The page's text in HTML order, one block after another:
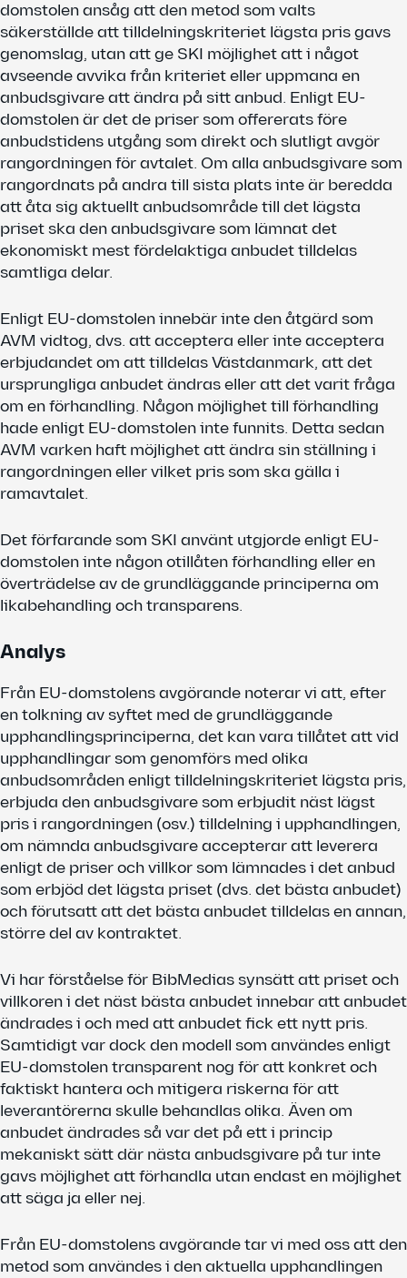
domstolen ansåg att den metod som valts
säkerställde att tilldelningskriteriet lägsta pris gavs
genomslag, utan att ge SKI möjlighet att i något
avseende avvika från kriteriet eller uppmana en
anbudsgivare att ändra på sitt anbud. Enligt EU-
domstolen är det de priser som offererats före
anbudstidens utgång som direkt och slutligt avgör
rangordningen för avtalet. Om alla anbudsgivare som
rangordnats på andra till sista plats inte är beredda
att åta sig aktuellt anbudsområde till det lägsta
priset ska den anbudsgivare som lämnat det
ekonomiskt mest fördelaktiga anbudet tilldelas
samtliga delar.
Enligt EU-domstolen innebär inte den åtgärd som
AVM vidtog, dvs. att acceptera eller inte acceptera
erbjudandet om att tilldelas Västdanmark, att det
ursprungliga anbudet ändras eller att det varit fråga
om en förhandling. Någon möjlighet till förhandling
hade enligt EU-domstolen inte funnits. Detta sedan
AVM varken haft möjlighet att ändra sin ställning i
rangordningen eller vilket pris som ska gälla i
ramavtalet.
Det förfarande som SKI använt utgjorde enligt EU-
domstolen inte någon otillåten förhandling eller en
överträdelse av de grundläggande principerna om
likabehandling och transparens.
Analys
Från EU-domstolens avgörande noterar vi att, efter
en tolkning av syftet med de grundläggande
upphandlingsprinciperna, det kan vara tillåtet att vid
upphandlingar som genomförs med olika
anbudsområden enligt tilldelningskriteriet lägsta pris,
erbjuda den anbudsgivare som erbjudit näst lägst
pris i rangordningen (osv.) tilldelning i upphandlingen,
om nämnda anbudsgivare accepterar att leverera
enligt de priser och villkor som lämnades i det anbud
som erbjöd det lägsta priset (dvs. det bästa anbudet)
och förutsatt att det bästa anbudet tilldelas en annan,
större del av kontraktet.
Vi har förståelse för BibMedias synsätt att priset och
villkoren i det näst bästa anbudet innebar att anbudet
ändrades i och med att anbudet fick ett nytt pris.
Samtidigt var dock den modell som användes enligt
EU-domstolen transparent nog för att konkret och
faktiskt hantera och mitigera riskerna för att
leverantörerna skulle behandlas olika. Även om
anbudet ändrades så var det på ett i princip
mekaniskt sätt där nästa anbudsgivare på tur inte
gavs möjlighet att förhandla utan endast en möjlighet
att säga ja eller nej.
Från EU-domstolens avgörande tar vi med oss att den
metod som användes i den aktuella upphandlingen